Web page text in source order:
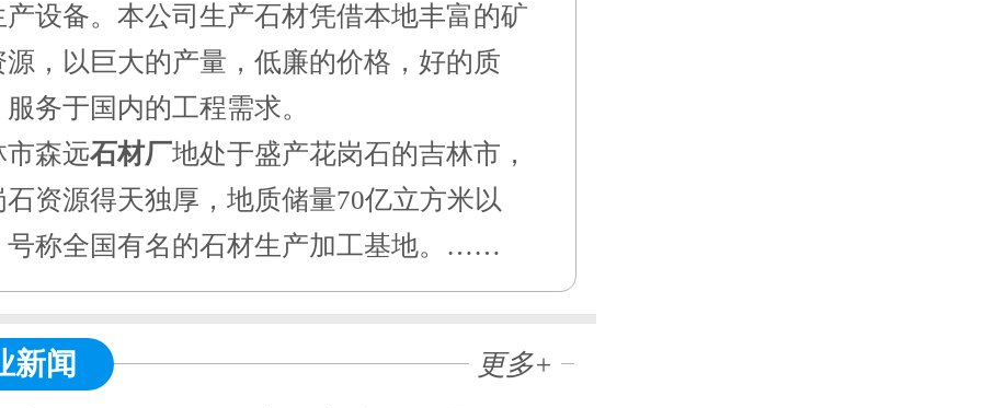
产设备。本公司生产石材凭借本地丰富的矿
源，以巨大的产量，低廉的价格，好的质
务于国内的工程需求。
市森远石材厂地处于盛产花岗石的吉林市，
石资源得天独厚，地质储量70亿立方米以
号称全国有名的石材生产加工基地。……
新闻 更多+